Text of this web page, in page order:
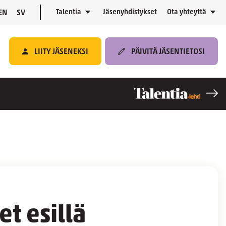
SV Talentia Jäsenyhdistykset Ota yhteyttä
LIITY JÄSENEKSI PÄIVITÄ JÄSENTIETOSI
esillä